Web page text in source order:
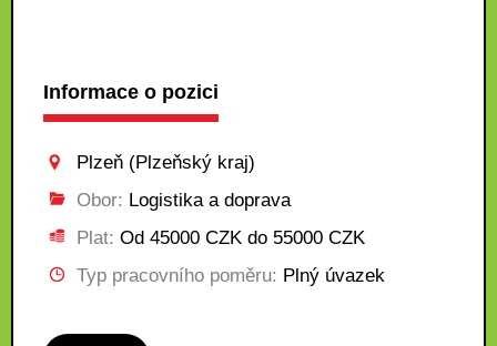
Informace o pozici
Plzeň (Plzeňský kraj)
Obor: Logistika a doprava
Plat: Od 45000 CZK do 55000 CZK
Typ pracovního poměru: Plný úvazek